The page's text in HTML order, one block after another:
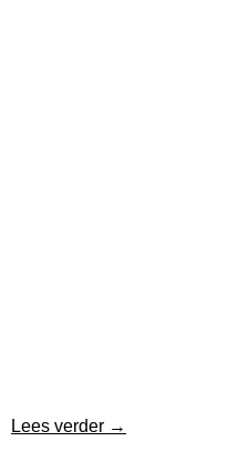
Lees verder Weer het
→